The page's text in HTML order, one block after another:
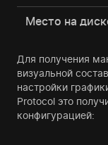
Место на
Для получения
визуальной
настройки
Protocol это
конфигурацией: